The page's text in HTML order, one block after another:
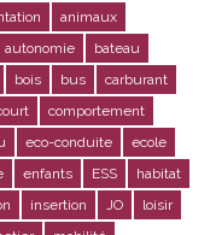
animaux
autonomie
bateau
bois bus
carburant
comportement
eco-conduite
ecole
enfants ESS
habitat
insertion JO
loisir